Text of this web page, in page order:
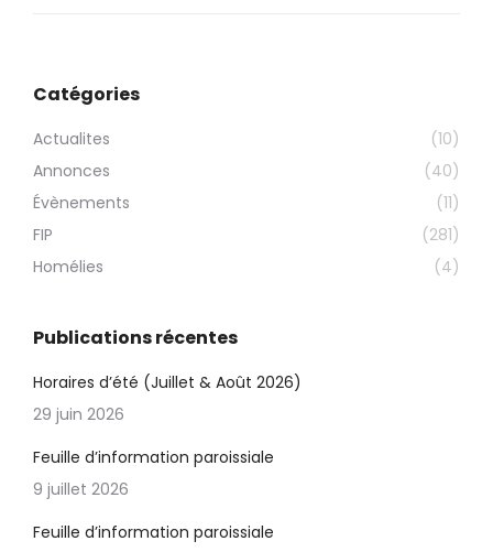
Catégories
Actualites
(10)
Annonces
(40)
Évènements
(11)
FIP
(281)
Homélies
(4)
Publications récentes
Horaires d’été (Juillet & Août 2026)
29 juin 2026
Feuille d’information paroissiale
9 juillet 2026
Feuille d’information paroissiale